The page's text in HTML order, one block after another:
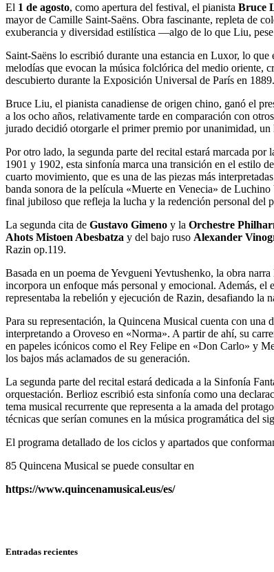
El 1 de agosto, como apertura del festival, el pianista Bruce
mayor de Camille Saint-Saëns. Obra fascinante, repleta de
exuberancia y diversidad estilística —algo de lo que Liu,
Saint-Saëns lo escribió durante una estancia en Luxor, lo
melodías que evocan la música folclórica del medio oriente,
descubierto durante la Exposición Universal de París en
Bruce Liu, el pianista canadiense de origen chino, ganó el
a los ocho años, relativamente tarde en comparación con
jurado decidió otorgarle el primer premio por unanimidad,
Por otro lado, la segunda parte del recital estará marcada
1901 y 1902, esta sinfonía marca una transición en el estilo
cuarto movimiento, que es una de las piezas más
banda sonora de la película «Muerte en Venecia» de
final jubiloso que refleja la lucha y la redención personal del
La segunda cita de Gustavo Gimeno y la Orchestre
Ahots Mistoen Abesbatza y del bajo ruso Alexander
Razin op.119.
Basada en un poema de Yevgueni Yevtushenko, la obra
incorpora un enfoque más personal y emocional. Además,
representaba la rebelión y ejecución de Razin, desafiando la
Para su representación, la Quincena Musical cuenta con una
interpretando a Oroveso en «Norma». A partir de ahí, su
en papeles icónicos como el Rey Felipe en «Don Carlo» y
los bajos más aclamados de su generación.
La segunda parte del recital estará dedicada a la Sinfonía
orquestación. Berlioz escribió esta sinfonía como una
tema musical recurrente que representa a la amada del
técnicas que serían comunes en la música programática del
El programa detallado de los ciclos y apartados que
85 Quincena Musical se puede consultar en
https://www.quincenamusical.eus/es/
Entradas recientes